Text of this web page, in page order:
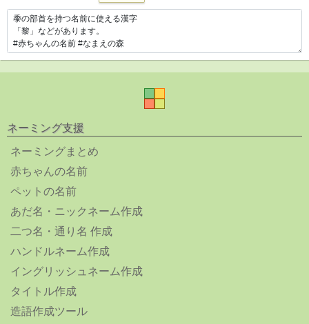
ネーミング支援
ネーミングまとめ
赤ちゃんの名前
ペットの名前
あだ名・ニックネーム作成
二つ名・通り名 作成
ハンドルネーム作成
イングリッシュネーム作成
タイトル作成
造語作成ツール